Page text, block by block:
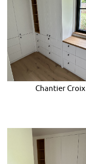
Chantier Croix